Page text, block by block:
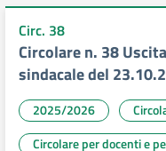
Circ. 38
Circolare n. 38
sindacale del
2025/2026
Circolare per docenti e